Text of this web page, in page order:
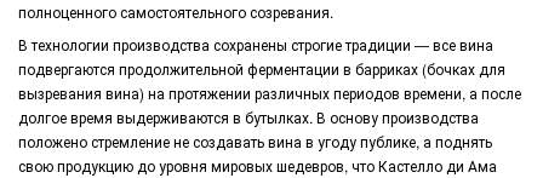
полноценного самостоятельного созревания.
В технологии производства сохранены строгие традиции — все вина
подвергаются продолжительной ферментации в барриках (бочках для
вызревания вина) на протяжении различных периодов времени, а после
долгое время выдерживаются в бутылках. В основу производства
положено стремление не создавать вина в угоду публике, а поднять
свою продукцию до уровня мировых шедевров, чтоКастелло ди Ама